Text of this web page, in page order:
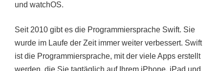
und watchOS.
Seit 2010 gibt es die Programmiersprache Swift. Sie
wurde im Laufe der Zeit immer weiter verbessert. Swift
ist die Programmiersprache, mit der viele Apps erstellt
werden, die Sie tagtäglich auf Ihrem iPhone, iPad und